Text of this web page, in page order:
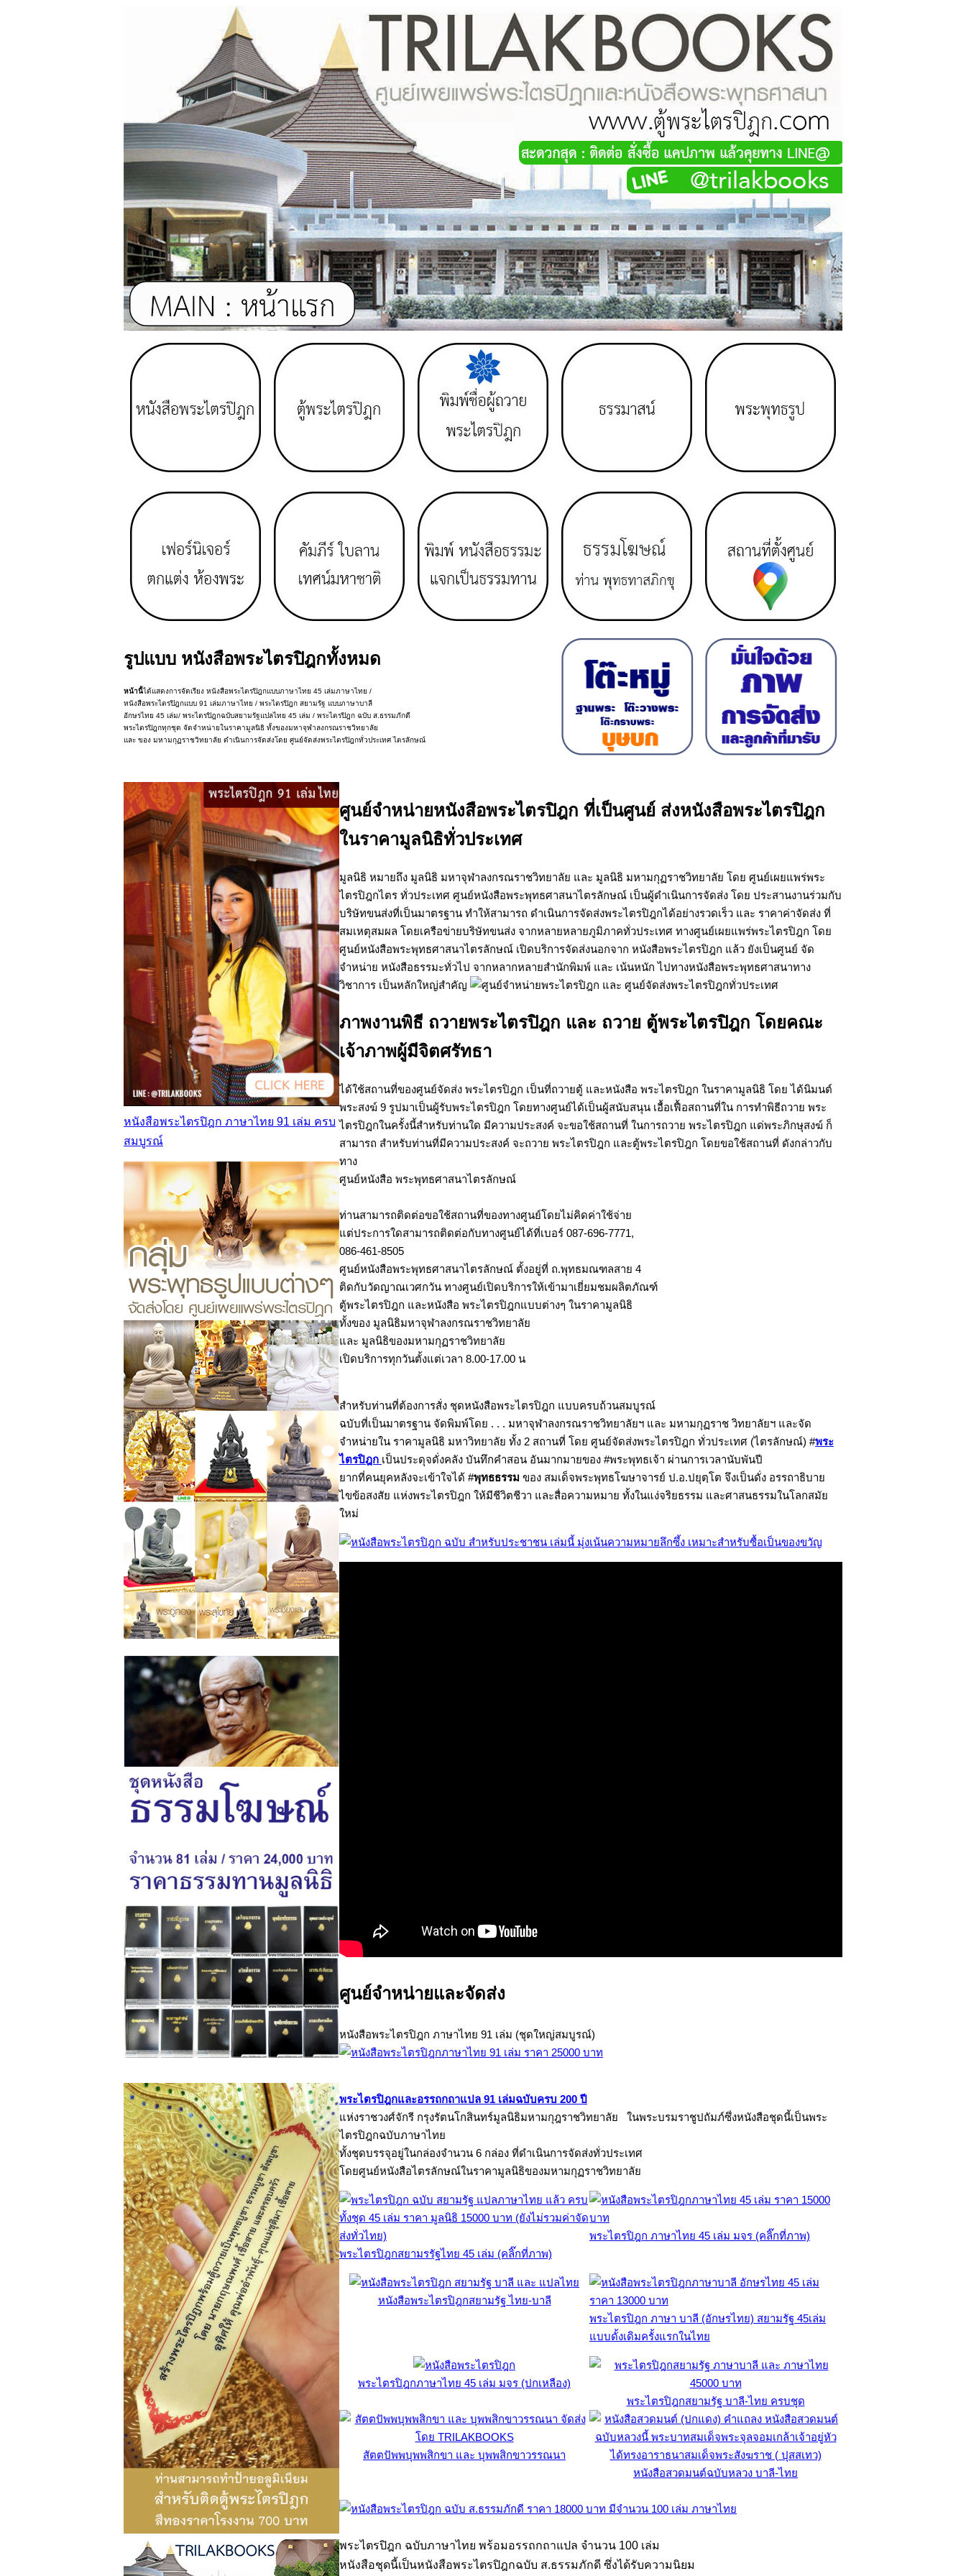
รูปแบบ หนังสือพระไตรปิฎกทั้งหมด
หน้านี้ได้แสดงการจัดเรียง หนังสือพระไตรปิฎกแบบภาษาไทย 45 เล่มภาษาไทย /
หนังสือพระไตรปิฎกแบบ 91 เล่มภาษาไทย / พระไตรปิฎก สยามรัฐ แบบภาษาบาลี
อักษรไทย 45 เล่ม/ พระไตรปิฎกฉบับสยามรัฐแปลไทย 45 เล่ม / พระไตรปิฎก ฉบับ ส.ธรรมภักดี
พระไตรปิฎกทุกชุด จัดจำหน่ายในราคามูลนิธิ ทั้งของมหาจุฬาลงกรณราชวิทยาลัย
และ ของ มหามกุฏราชวิทยาลัย ดำเนินการจัดส่งโดย ศูนย์จัดส่งพระไตรปิฎกทั่วประเทศ ไตรลักษณ์
หนังสือพระไตรปิฎก ภาษาไทย 91 เล่ม ครบ
สมบูรณ์
ศูนย์จำหน่ายหนังสือพระไตรปิฎก ที่เป็นศูนย์ ส่งหนังสือพระไตรปิฎก
ในราคามูลนิธิทั่วประเทศ
มูลนิธิ หมายถึง มูลนิธิ มหาจุฬาลงกรณราชวิทยาลัย และ มูลนิธิ มหามกุฏราชวิทยาลัย โดย ศูนย์เผยแพร่พระ
ไตรปิฎกไตร ทั่วประเทศ ศูนย์หนังสือพระพุทธศาสนาไตรลักษณ์ เป็นผู้ดำเนินการจัดส่ง โดย ประสานงานร่วมกับ
บริษัทขนส่งที่เป็นมาตรฐาน ทำให้สามารถ ดำเนินการจัดส่งพระไตรปิฎกได้อย่างรวดเร็ว และ ราคาค่าจัดส่ง ที่
สมเหตุสมผล โดยเครือข่ายบริษัทขนส่ง จากหลายหลายภูมิภาคทั่วประเทศ ทางศูนย์เผยแพร่พระไตรปิฎก โดย
ศูนย์หนังสือพระพุทธศาสนาไตรลักษณ์ เปิดบริการจัดส่งนอกจาก หนังสือพระไตรปิฎก แล้ว ยังเป็นศูนย์ จัด
จำหน่าย หนังสือธรรมะทั่วไป จากหลากหลายสำนักพิมพ์ และ เน้นหนัก ไปทางหนังสือพระพุทธศาสนาทาง
วิชาการ เป็นหลักใหญ่สำคัญ
ภาพงานพิธี ถวายพระไตรปิฎก และ ถวาย ตู้พระไตรปิฎก โดยคณะ
เจ้าภาพผู้มีจิตศรัทธา
ได้ใช้สถานที่ของศูนย์จัดส่ง พระไตรปิฎก เป็นที่ถวายตู้ และหนังสือ พระไตรปิฎก ในราคามูลนิธิ โดย ได้นิมนต์
พระสงฆ์ 9 รูปมาเป็นผู้รับพระไตรปิฎก โดยทางศูนย์ได้เป็นผู้สนับสนุน เอื้อเฟื้อสถานที่ใน การทำพิธีถวาย พระ
ไตรปิฎกในครั้งนี้สำหรับท่านใด มีความประสงค์ จะขอใช้สถานที่ ในการถวาย พระไตรปิฎก แด่พระภิกษุสงฆ์ ก็
สามารถ สำหรับท่านที่มีความประสงค์ จะถวาย พระไตรปิฎก และตู้พระไตรปิฎก โดยขอใช้สถานที่ ดังกล่าวกับ
ทาง
ศูนย์หนังสือ พระพุทธศาสนาไตรลักษณ์
ท่านสามารถติดต่อขอใช้สถานที่ของทางศูนย์โดยไม่คิดค่าใช้จ่าย
แต่ประการใดสามารถติดต่อกับทางศูนย์ได้ที่เบอร์ 087-696-7771,
086-461-8505
ศูนย์หนังสือพระพุทธศาสนาไตรลักษณ์ ตั้งอยู่ที่ ถ.พุทธมณฑลสาย 4
ติดกับวัดญาณเวศกวัน ทางศูนย์เปิดบริการให้เข้ามาเยี่ยมชมผลิตภัณฑ์
ตู้พระไตรปิฎก และหนังสือ พระไตรปิฎกแบบต่างๆ ในราคามูลนิธิ
ทั้งของ มูลนิธิมหาจุฬาลงกรณราชวิทยาลัย
และ มูลนิธิของมหามกุฏราชวิทยาลัย
เปิดบริการทุกวันตั้งแต่เวลา 8.00-17.00 น
สำหรับท่านที่ต้องการสั่ง ชุดหนังสือพระไตรปิฎก แบบครบถ้วนสมบูรณ์
ฉบับที่เป็นมาตรฐาน จัดพิมพ์โดย . . . มหาจุฬาลงกรณราชวิทยาลัยฯ และ มหามกุฏราช วิทยาลัยฯ และจัด
จำหน่ายใน ราคามูลนิธิ มหาวิทยาลัย ทั้ง 2 สถานที่ โดย ศูนย์จัดส่งพระไตรปิฎก ทั่วประเทศ (ไตรลักษณ์) #พระ
ไตรปิฎก เป็นประดุจดั่งคลัง บันทึกคำสอน อันมากมายของ #พระพุทธเจ้า ผ่านการเวลานับพันปี
ยากที่คนยุคหลังจะเข้าใจได้ #พุทธธรรม ของ สมเด็จพระพุทธโฆษาจารย์ ป.อ.ปยุตฺโต จึงเป็นดั่ง อรรถาธิบาย
ไขข้อสงสัย แห่งพระไตรปิฎก ให้มีชีวิตชีวา และสื่อความหมาย ทั้งในแง่จริยธรรม และศาสนธรรมในโลกสมัย
ใหม่
ศูนย์จำหน่ายและจัดส่ง
หนังสือพระไตรปิฎก ภาษาไทย 91 เล่ม (ชุดใหญ่สมบูรณ์)
พระไตรปิฎกและอรรถกถาแปล 91 เล่มฉบับครบ 200 ปี
แห่งราชวงศ์จักรี กรุงรัตนโกสินทร์มูลนิธิมหามกุฎราชวิทยาลัย ในพระบรมราชูปถัมภ์ซึ่งหนังสือชุดนี้เป็นพระ
ไตรปิฎกฉบับภาษาไทย
ทั้งชุดบรรจุอยู่ในกล่องจำนวน 6 กล่อง ที่ดำเนินการจัดส่งทั่วประเทศ
โดยศูนย์หนังสือไตรลักษณ์ในราคามูลนิธิของมหามกุฏราชวิทยาลัย
พระไตรปิฎกสยามรรัฐไทย 45 เล่ม (คลิ๊กที่ภาพ)
พระไตรปิฎก ภาษาไทย 45 เล่ม มจร (คลิ๊กที่ภาพ)
หนังสือพระไตรปิฎกสยามรัฐ ไทย-บาลี
พระไตรปิฎก ภาษา บาลี (อักษรไทย) สยามรัฐ 45เล่ม
แบบดั้งเดิมครั้งแรกในไทย
พระไตรปิฎกภาษาไทย 45 เล่ม มจร (ปกเหลือง)
พระไตรปิฎกสยามรัฐ บาลี-ไทย ครบชุด
สัตตปัพพบุพพสิกขา และ บุพพสิกขาวรรณนา
หนังสือสวดมนต์ฉบับหลวง บาลี-ไทย
พระไตรปิฎก ฉบับภาษาไทย พร้อมอรรถกถาแปล จำนวน 100 เล่ม
หนังสือชุดนี้เป็นหนังสือพระไตรปิฎกฉบับ ส.ธรรมภักดี ซึ่งได้รับความนิยม